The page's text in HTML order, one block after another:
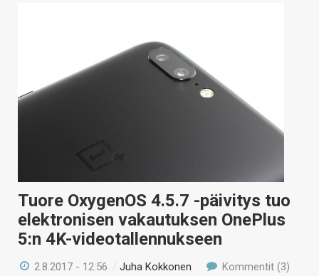
Tuore OxygenOS 4.5.7 -päivitys tuo
elektronisen vakautuksen OnePlus
5:n 4K-videotallennukseen
2.8.2017 - 12:56 /Juha Kokkonen Kommentit (3)